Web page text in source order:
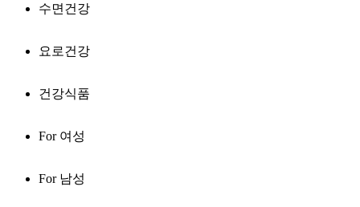
수면건강
요로건강
건강식품
For 여성
For 남성